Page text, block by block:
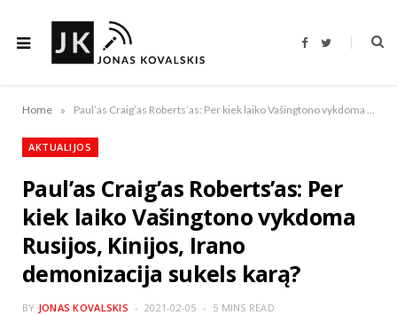
F
b
o
T
t
r
Home »
AKTUALIJOS
Paul’as Craig’as Roberts’as: Per
kiek laiko Vašingtono vykdoma
Rusijos, Kinijos, Irano
demonizacija sukels karą?
BY JONAS KOVALSKIS 2021-02-05 5 MINS READ